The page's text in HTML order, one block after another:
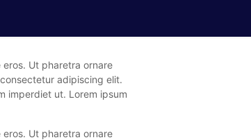
Ut pharetra ornare
adipiscing elit.
imperdiet ut. Lorem ipsum
Ut pharetra ornare